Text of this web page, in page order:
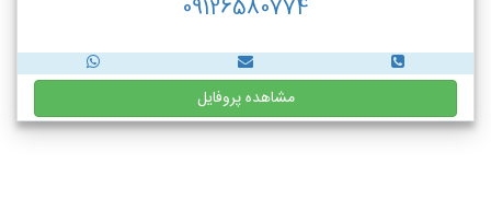
09126580774
مشاهده پروفایل